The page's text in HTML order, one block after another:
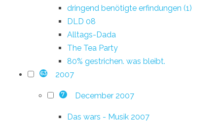
dringend benötigte erfindungen (1)
DLD 08
Alltags-Dada
The Tea Party
80% gestrichen. was bleibt.
63 2007
7 December 2007
Das wars - Musik 2007